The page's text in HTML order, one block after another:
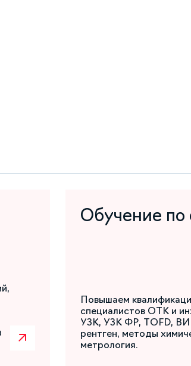
Обучение
Повышаем
специалистов ОТК и
УЗК, УЗК ФР, TOFD,
рентген, методы
метрология.